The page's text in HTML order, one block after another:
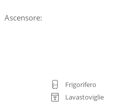
Ascensore:
Frigorifero
Lavastoviglie